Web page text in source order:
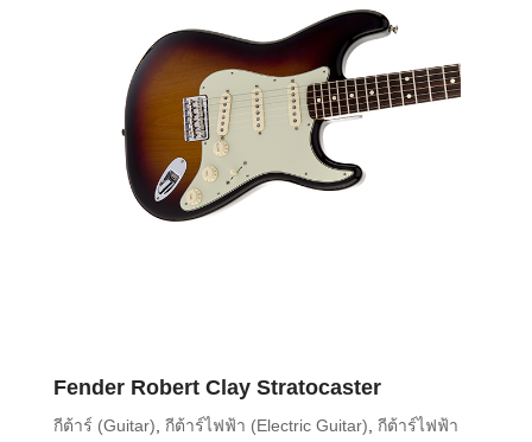
Fender Robert Clay Stratocaster
กีต้าร์ (Guitar) กีต้าร์ไฟฟ้า (Electric Guitar) กีต้าร์ไฟฟ้า